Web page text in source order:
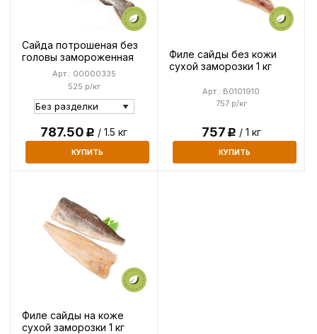
Сайда потрошеная без
головы замороженная
525 р/кг
Арт.: 00000335
787.50Р / 1.5 кг
КУПИТЬ
Филе сайды без кожи
сухой заморозки 1 кг
757 р/кг
Арт.: B0101910
757Р / 1 кг
КУПИТЬ
Филе сайды на коже
сухой заморозки 1 кг